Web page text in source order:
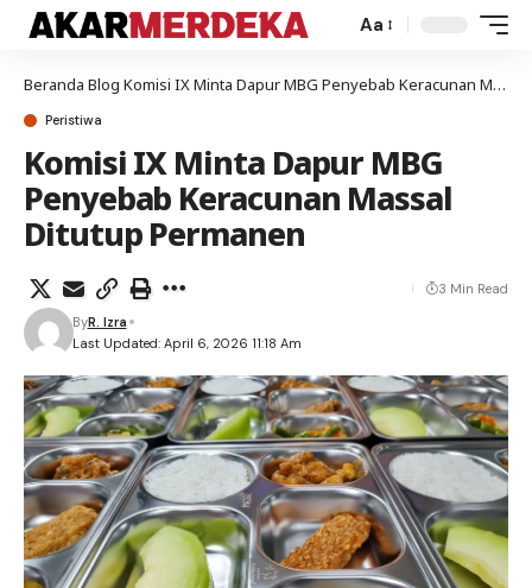
Aa
Beranda Blog Komisi IX Minta Dapur MBG Penyebab Keracunan Massal Ditutup Permanen
Peristiwa
Komisi IX Minta Dapur MBG
Penyebab Keracunan Massal
Ditutup Permanen
Last Updated: April 6, 2026 11:18 Am
ByR. Izra
3 Min Read